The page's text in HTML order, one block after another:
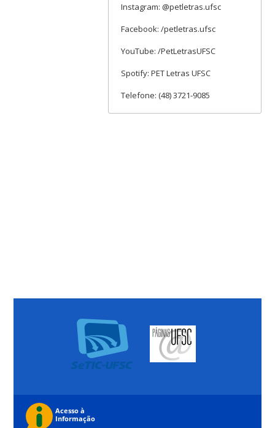
Instagram: @petletras.ufsc
Facebook: /petletras.ufsc
YouTube: /PetLetrasUFSC
Spotify: PET Letras UFSC
Telefone: (48) 3721-9085